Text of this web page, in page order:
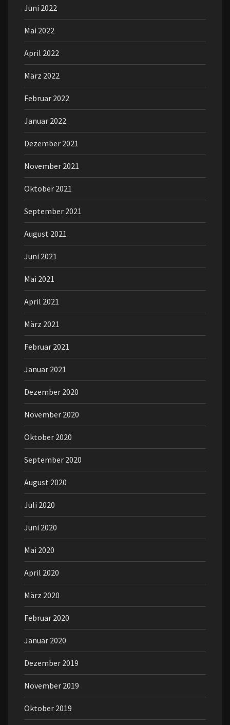
Juni 2022
Mai 2022
April 2022
März 2022
Februar 2022
Januar 2022
Dezember 2021
November 2021
Oktober 2021
September 2021
August 2021
Juni 2021
Mai 2021
April 2021
März 2021
Februar 2021
Januar 2021
Dezember 2020
November 2020
Oktober 2020
September 2020
August 2020
Juli 2020
Juni 2020
Mai 2020
April 2020
März 2020
Februar 2020
Januar 2020
Dezember 2019
November 2019
Oktober 2019